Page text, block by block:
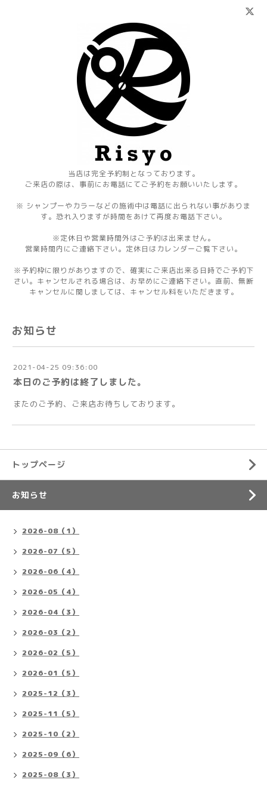
当店は完全予約制となっております。
ご来店の際は、事前にお電話にてご予約をお願いいたします。
※ シャンプーやカラーなどの施術中は電話に出られない事がありま
す。恐れ入りますが時間をあけて再度お電話下さい。
※定休日や営業時間外はご予約は出来ません。
営業時間内にご連絡下さい。定休日はカレンダーご覧下さい。
※予約枠に限りがありますので、確実にご来店出来る日時でご予約下
さい。キャンセルされる場合は、お早めにご連絡下さい。直前、無断
キャンセルに関しましては、キャンセル料をいただきます。
お知らせ
2021-04-25 09:36:00
本日のご予約は終了しました。
またのご予約、ご来店お待ちしております。
トップページ
お知らせ
2026-08（1）
2026-07（5）
2026-06（4）
2026-05（4）
2026-04（3）
2026-03（2）
2026-02（5）
2026-01（5）
2025-12（3）
2025-11（5）
2025-10（2）
2025-09（6）
2025-08（3）